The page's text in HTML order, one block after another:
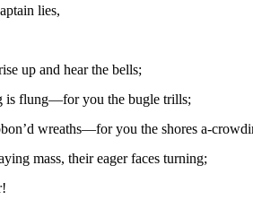
lies,
up and hear the bells;
is flung—for you the bugle trills;
wreaths—for you the shores a-
mass, their eager faces turning;